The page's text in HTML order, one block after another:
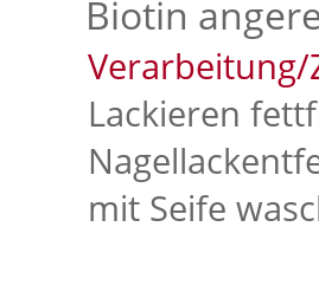
Biotin
Lackieren
mit Seife